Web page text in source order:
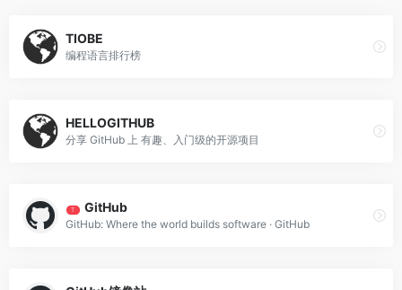
TIOBE
编程语言排行榜
HELLOGITHUB
分享 GitHub 上 有趣、入门级的开源项目
T GitHub
GitHub: Where the world builds software · GitHub